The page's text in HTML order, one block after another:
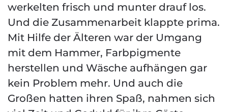
werkelten frisch und munter drauf los.
Und die Zusammenarbeit klappte prima.
Mit Hilfe der Älteren war der Umgang
mit dem Hammer, Farbpigmente
herstellen und Wäsche aufhängen gar
kein Problem mehr. Und auch die
Großen hatten ihren Spaß, nahmen sich